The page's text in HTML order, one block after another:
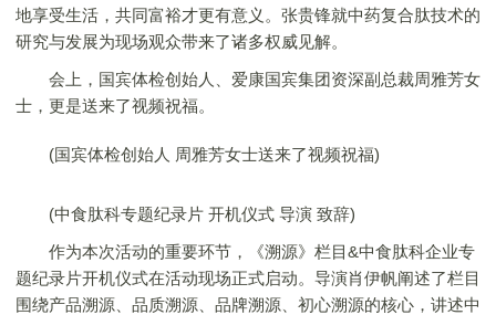
地享受生活，共同富裕才更有意义。张贵锋就中药复合肽技术的
研究与发展为现场观众带来了诸多权威见解。
会上，国宾体检创始人、爱康国宾集团资深副总裁周雅芳女
士，更是送来了视频祝福。
(国宾体检创始人 周雅芳女士送来了视频祝福)
(中食肽科专题纪录片 开机仪式 导演 致辞)
作为本次活动的重要环节，《溯源》栏目&中食肽科企业专
题纪录片开机仪式在活动现场正式启动。导演肖伊帆阐述了栏目
围绕产品溯源、品质溯源、品牌溯源、初心溯源的核心，讲述中